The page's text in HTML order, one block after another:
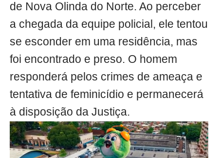
de Nova Olinda do Norte. Ao perceber
a chegada da equipe policial, ele tentou
se esconder em uma residência, mas
foi encontrado e preso. O homem
responderá pelos crimes de ameaça e
tentativa de feminicídio e permanecerá
à disposição da Justiça.